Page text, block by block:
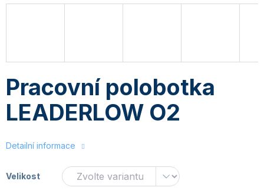
Pracovní polobotka
LEADERLOW O2
Detailní informace
Velikost